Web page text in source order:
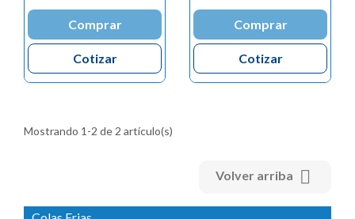
Comprar
Cotizar
Comprar
Cotizar
Mostrando 1-2 de 2 artículo(s)
Volver arriba 